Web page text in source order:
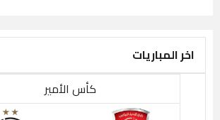
اخر المباريات
كأس الأمير